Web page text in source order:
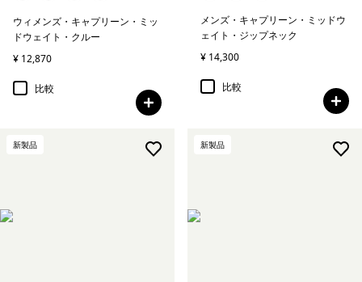
ウィメンズ・キャプリーン・ミッ
ドウェイト・クルー
¥ 12,870
比較
メンズ・キャプリーン・ミッドウ
ェイト・ジップネック
¥ 14,300
比較
新製品 新製品